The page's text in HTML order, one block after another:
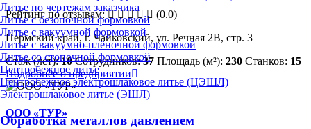
Литье по чертежам заказчика
Литье с безопочной формовкой
Литье с вакуумной формовкой
Литье с вакуумно-плёночной формовкой
Литье со стопочной формовкой
Центробежное литье
Центробежное электрошлаковое литье (ЦЭШЛ)
Электрошлаковое литье (ЭШЛ)
Обработка металлов давлением
Рейтинг по отзывам:
(0.0)
Пермский край, г. Чайковский, ул. Речная 2В, стр. 3
Стаж (лет):10 Сотрудников:37 Площадь (м²): 230 Станков: 15
Подробнее о предприятии
ООО «ТУР»